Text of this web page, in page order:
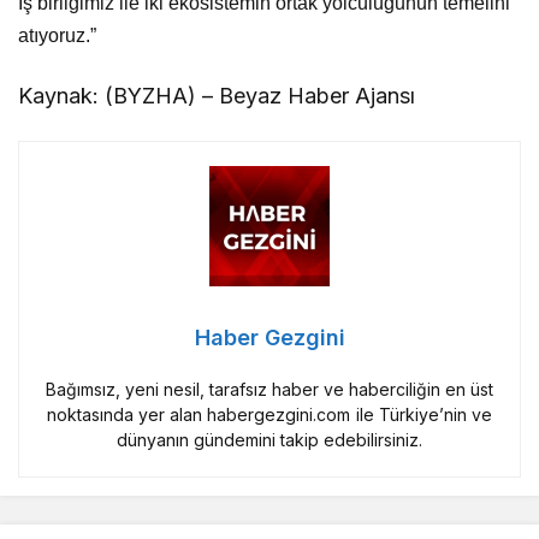
atıyoruz.”
Kaynak: (BYZHA) – Beyaz Haber Ajansı
Haber Gezgini
Bağımsız, yeni nesil, tarafsız haber ve haberciliğin en üst
noktasında yer alan habergezgini.com ile Türkiye’nin ve
dünyanın gündemini takip edebilirsiniz.